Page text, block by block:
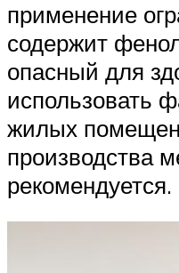
применение
содержит
опасный для
использовать
жилых
производства
рекомендуется.